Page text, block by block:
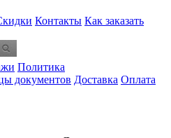
Контакты Как заказать
Политика
документов Доставка Оплата